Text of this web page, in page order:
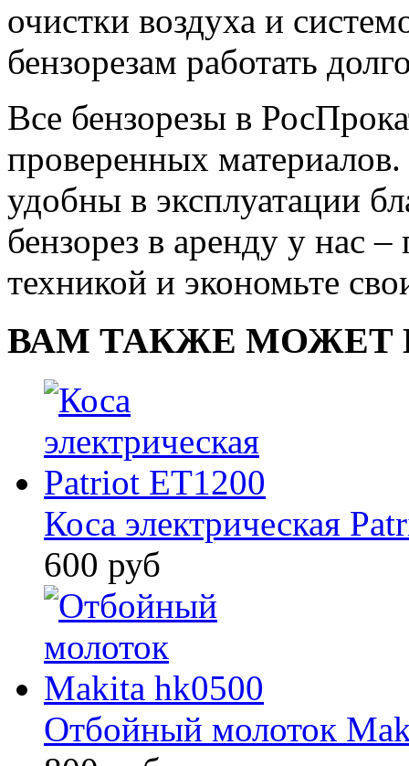
очистки воздуха и
бензорезам работать
Все бензорезы в
проверенных
удобны в эксплуатации
бензорез в аренду у нас
техникой и экономьте
ВАМ ТАКЖЕ МОЖЕТ
Коса электрическая
600 руб
Отбойный молоток